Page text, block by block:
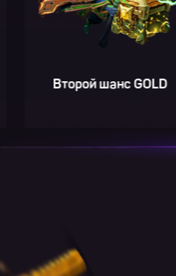
Второй шанс GOLD